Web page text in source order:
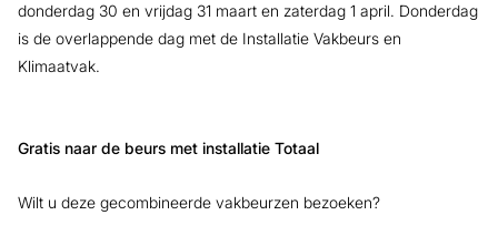
donderdag 30 en vrijdag 31 maart en zaterdag 1 april. Donderdag
is de overlappende dag met de Installatie Vakbeurs en
Klimaatvak.
Gratis naar de beurs met installatie Totaal
Wilt u deze gecombineerde vakbeurzen bezoeken?